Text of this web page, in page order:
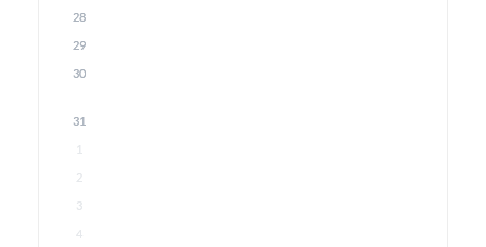
28
29
30
31
1
2
3
4